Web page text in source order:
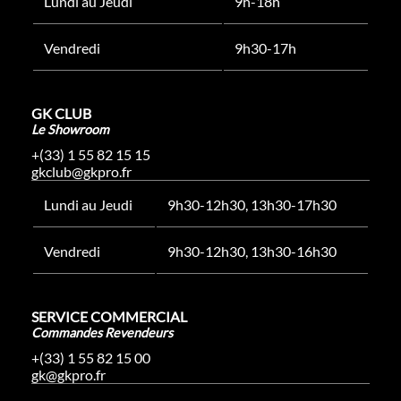
Vendredi 9h30-17h
GK CLUB
Le Showroom
+(33) 1 55 82 15 15
gkclub@gkpro.fr
Lundi au Jeudi
9h30-12h30, 13h30-17h30
Vendredi 9h30-12h30, 13h30-16h30
SERVICE COMMERCIAL
Commandes Revendeurs
+(33) 1 55 82 15 00
gk@gkpro.fr